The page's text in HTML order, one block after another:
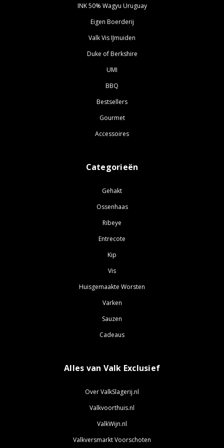
INK 50% Wagyu Uruguay
Eigen Boerderij
Valk Vis IJmuiden
Duke of Berkshire
UMI
BBQ
Bestsellers
Gourmet
Accessoires
Categorieën
Gehakt
Ossenhaas
Ribeye
Entrecote
Kip
Vis
Huisgemaakte Worsten
Varken
Sauzen
Cadeaus
Alles van Valk Exclusief
Over ValkSlagerij.nl
Valkvoorthuis.nl
ValkWijn.nl
Valkversmarkt Voorschoten